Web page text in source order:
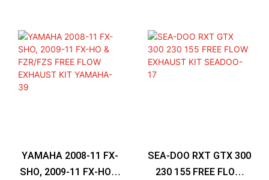
YAMAHA 2008-11 FX-
SHO, 2009-11 FX-HO &
SEA-DOO RXT GTX 300
230 155 FREE FLOW